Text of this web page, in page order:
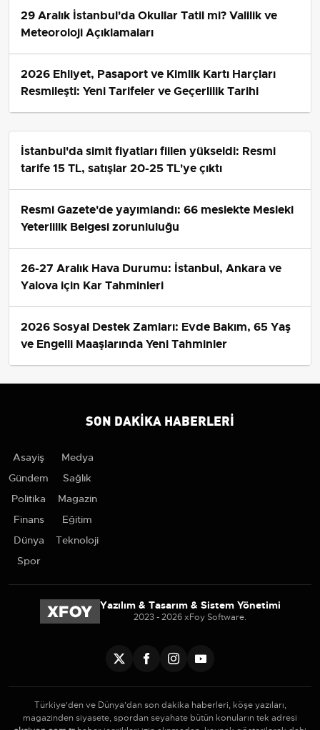
29 Aralık İstanbul'da Okullar Tatil mi? Valilik ve
Meteoroloji Açıklamaları
2026 Ehliyet, Pasaport ve Kimlik Kartı Harçları
Resmileşti: Yeni Tarifeler ve Geçerlilik Tarihi
İstanbul'da simit fiyatları fiilen yükseldi: Resmi
tarife 15 TL, satışlar 20-25 TL'ye çıktı
Resmi Gazete'de yayımlandı: 66 meslekte Mesleki
Yeterlilik Belgesi zorunluluğu
26-27 Aralık Hava Durumu: İstanbul, Ankara ve
Yalova için Kar Tahminleri
2026 Sosyal Destek Zamları: Evde Bakım, 65 Yaş
ve Engelli Maaşlarında Yeni Tahminler
SON DAKIKA HABERLERI
Asayiş
Gündem
Politika
Finans
Dünya
Spor
Medya
Sağlık
Magazin
Eğitim
Teknoloji
Yazılım & Tasarım & Sistem Yönetimi
2023 - 2026 xFoy Software.
Türkiye'den ve Dünya’dan son dakika haberleri, köşe yazıları,
magazinden siyasete, spordan seyahate bütün konuların tek adresi